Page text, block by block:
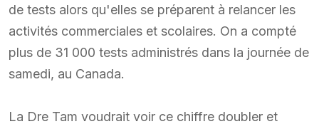
de tests alors qu'elles se préparent à relancer les
activités commerciales et scolaires. On a compté
plus de 31 000 tests administrés dans la journée de
samedi, au Canada.
La Dre Tam voudrait voir ce chiffre doubler et